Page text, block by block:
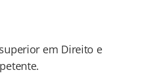
em Direito e